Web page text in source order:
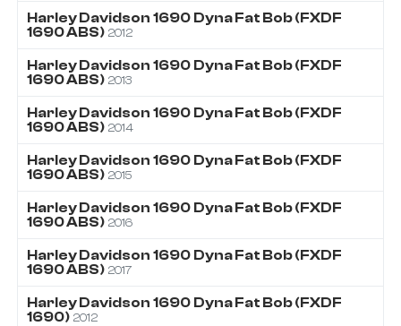
Harley Davidson 1690 Dyna Fat Bob (FXDF
1690 ABS) 2012
Harley Davidson 1690 Dyna Fat Bob (FXDF
1690 ABS) 2013
Harley Davidson 1690 Dyna Fat Bob (FXDF
1690 ABS) 2014
Harley Davidson 1690 Dyna Fat Bob (FXDF
1690 ABS) 2015
Harley Davidson 1690 Dyna Fat Bob (FXDF
1690 ABS) 2016
Harley Davidson 1690 Dyna Fat Bob (FXDF
1690 ABS) 2017
Harley Davidson 1690 Dyna Fat Bob (FXDF
1690) 2012